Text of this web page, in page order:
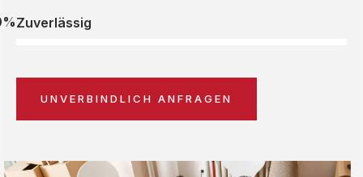
Zuverlässig
UNVERBINDLICH ANFRAGEN